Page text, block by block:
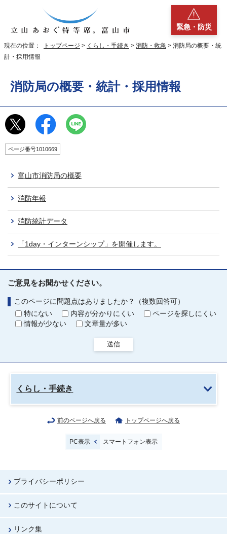
緊急・防災
現在の位置： トップページ > くらし・手続き > 消防・救急 > 消防局の概要・統
計・採用情報
消防局の概要・統計・採用情報
ページ番号1010669
富山市消防局の概要
消防年報
消防統計データ
「1day・インターンシップ」を開催します。
ご意見をお聞かせください。
このページに問題点はありましたか？（複数回答可）
特にない
内容が分かりにくい
ページを探しにくい
情報が少ない
文章量が多い
送信
くらし・手続き
前のページへ戻る トップページへ戻る
PC表示 スマートフォン表示
プライバシーポリシー
このサイトについて
リンク集